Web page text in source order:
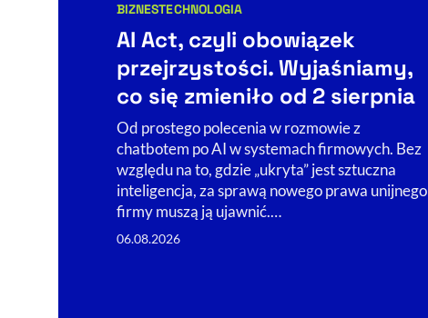
Kategorie artykułu:
BIZNESTECHNOLOGIA
AI Act, czyli obowiązek
przejrzystości. Wyjaśniamy,
co się zmieniło od 2 sierpnia
Od prostego polecenia w rozmowie z
chatbotem po AI w systemach firmowych. Bez
względu na to, gdzie „ukryta” jest sztuczna
inteligencja, za sprawą nowego prawa unijnego
firmy muszą ją ujawnić.…
06.08.2026